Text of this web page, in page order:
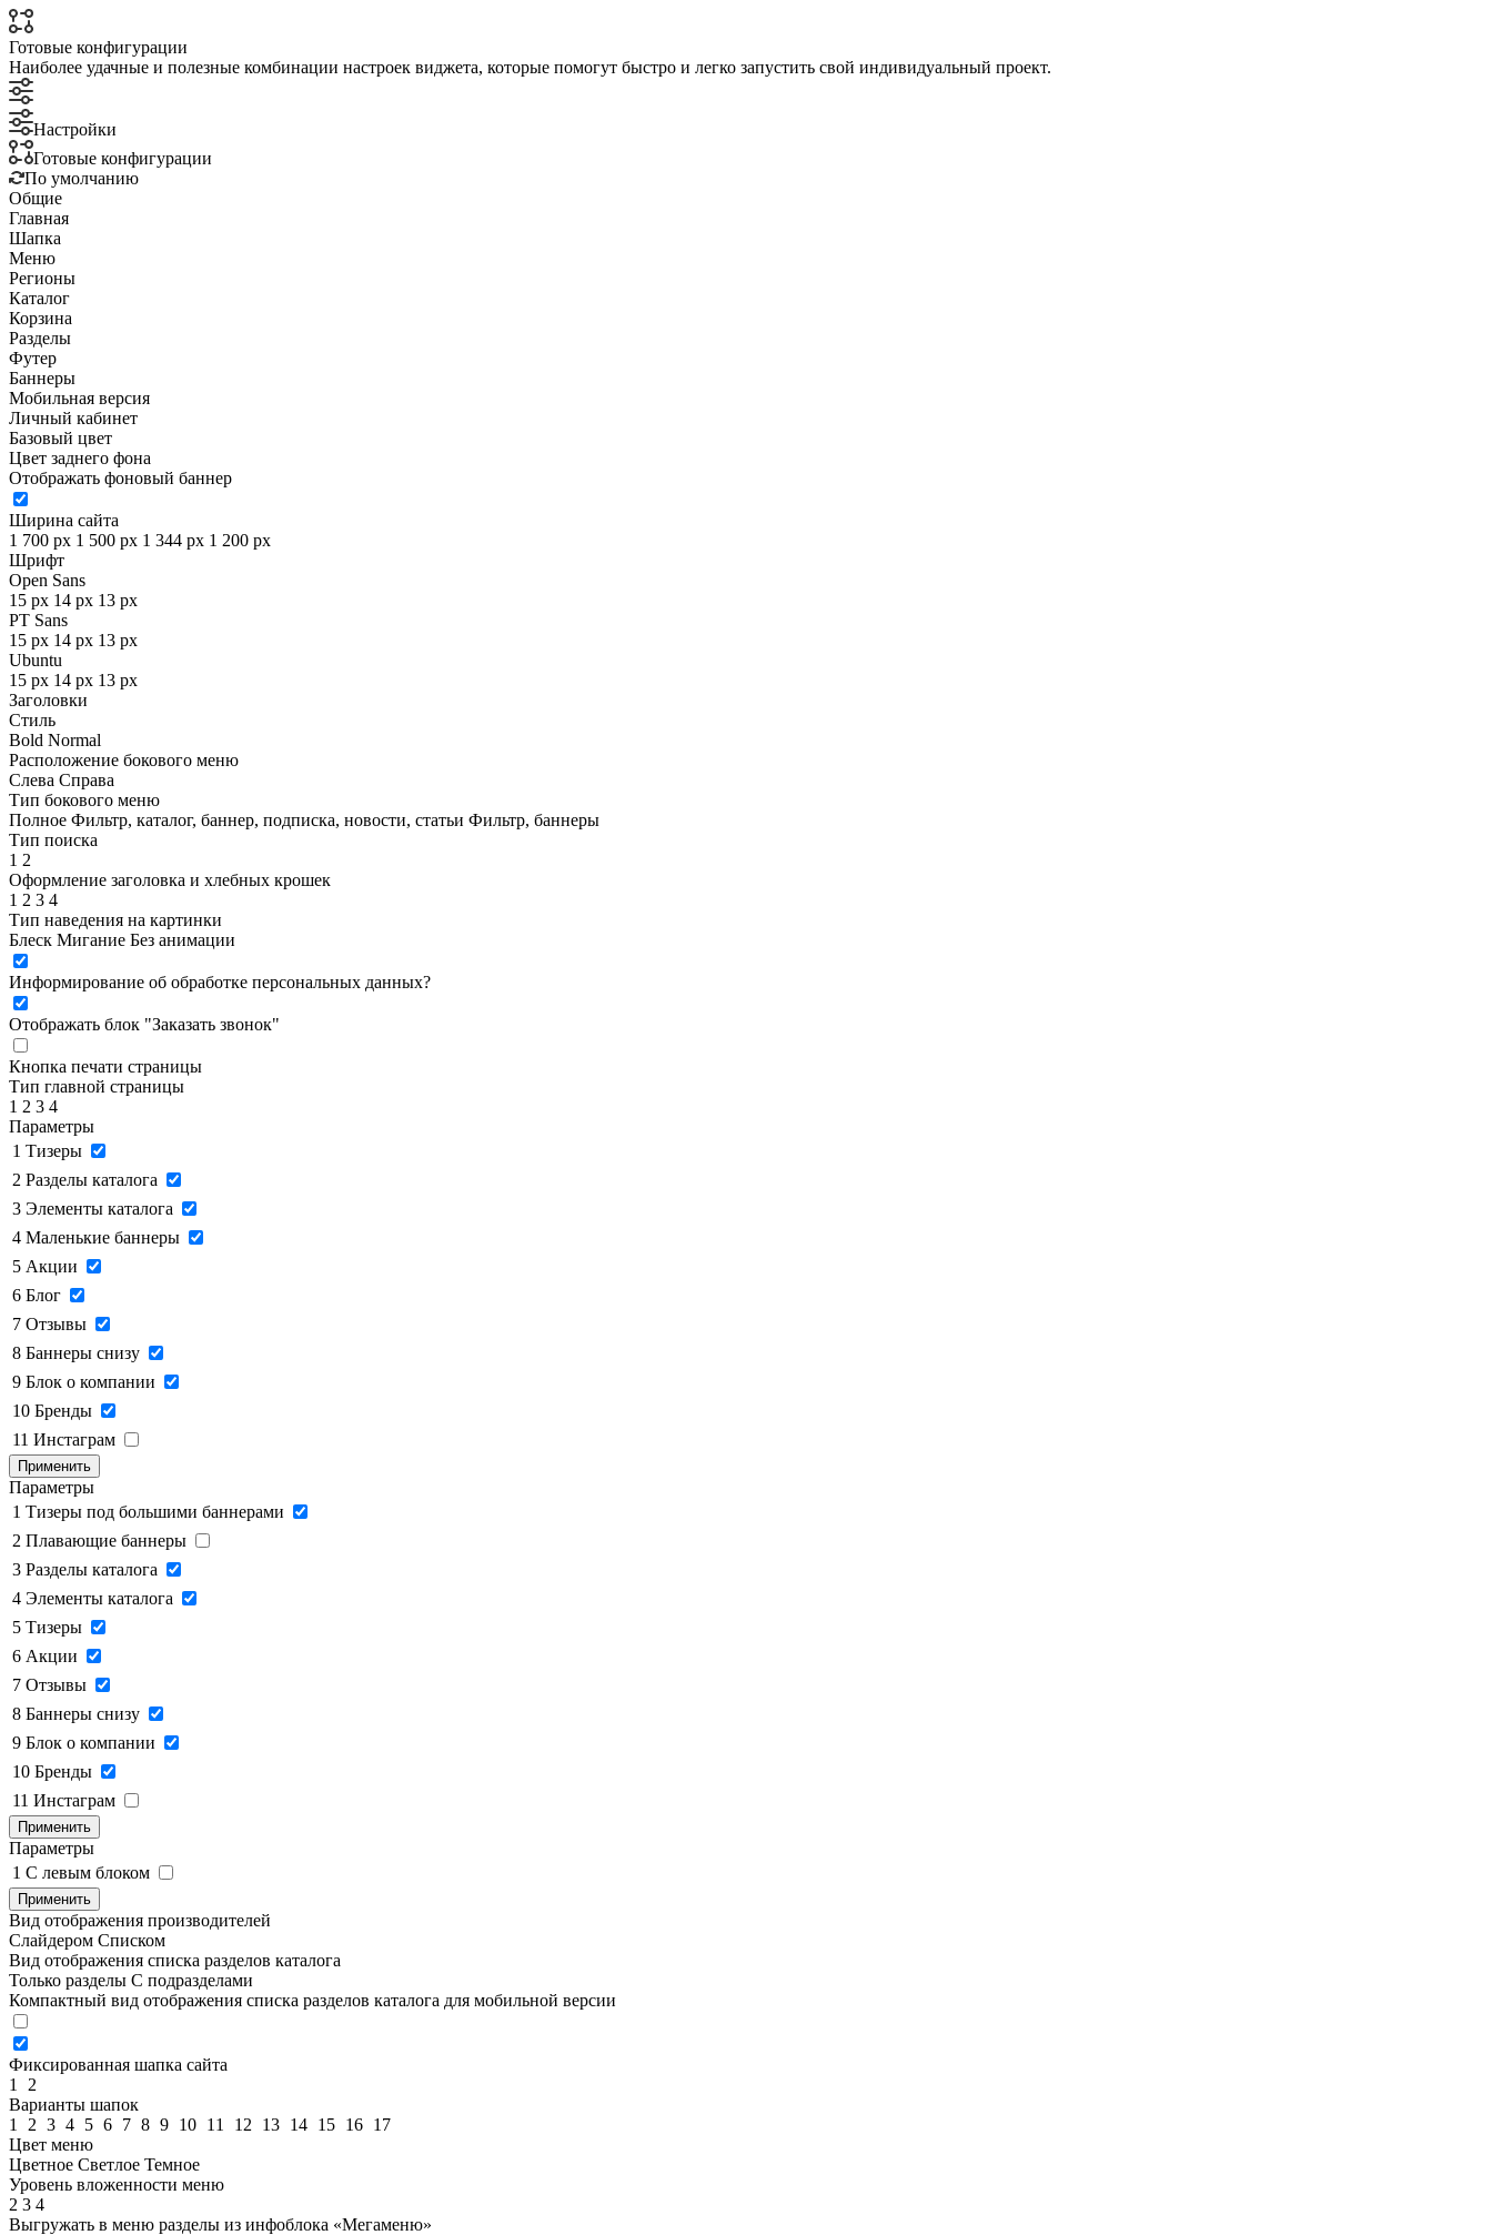
Готовые конфигурации
Наиболее удачные и полезные комбинации настроек виджета, которые помогут быстро и легко запустить свой индивидуальный проект.
Настройки
Готовые конфигурации
По умолчанию
Общие
Главная
Шапка
Меню
Регионы
Каталог
Корзина
Разделы
Футер
Баннеры
Мобильная версия
Личный кабинет
Базовый цвет
Цвет заднего фона
Отображать фоновый баннер
Ширина сайта
1 700 px 1 500 px 1 344 px 1 200 px
Шрифт
Open Sans
15 px 14 px 13 px
PT Sans
15 px 14 px 13 px
Ubuntu
15 px 14 px 13 px
Заголовки
Стиль
Bold Normal
Расположение бокового меню
Слева Справа
Тип бокового меню
Полное Фильтр, каталог, баннер, подписка, новости, статьи Фильтр, баннеры
Тип поиска
1 2
Оформление заголовка и хлебных крошек
1 2 3 4
Тип наведения на картинки
Блеск Мигание Без анимации
Информирование об обработке персональных данных?
Отображать блок "Заказать звонок"
Кнопка печати страницы
Тип главной страницы
1 2 3 4
Параметры
1 Тизеры
2 Разделы каталога
3 Элементы каталога
4 Маленькие баннеры
5 Акции
6 Блог
7 Отзывы
8 Баннеры снизу
9 Блок о компании
10 Бренды
11 Инстаграм
Применить
Параметры
1 Тизеры под большими баннерами
2 Плавающие баннеры
3 Разделы каталога
4 Элементы каталога
5 Тизеры
6 Акции
7 Отзывы
8 Баннеры снизу
9 Блок о компании
10 Бренды
11 Инстаграм
Применить
Параметры
1 C левым блоком
Применить
Вид отображения производителей
Слайдером Списком
Вид отображения списка разделов каталога
Только разделы С подразделами
Компактный вид отображения списка разделов каталога для мобильной версии
Фиксированная шапка сайта
1
2
Варианты шапок
1
2 3 4 5 6 7 8 9 10 11 12 13 14 15 16 17
Цвет меню
Цветное Светлое Темное
Уровень вложенности меню
2 3 4
Выгружать в меню разделы из инфоблока «Мегаменю»